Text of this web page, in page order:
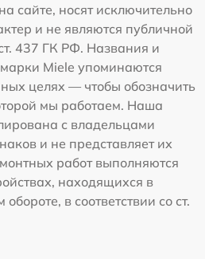
сайте, носят исключительно
и не являются публичной
437 ГК РФ. Названия и
Miele упоминаются
целях — чтобы обозначить
мы работаем. Наша
с владельцами
и не представляет их
работ выполняются
находящихся в
в соответствии со ст.